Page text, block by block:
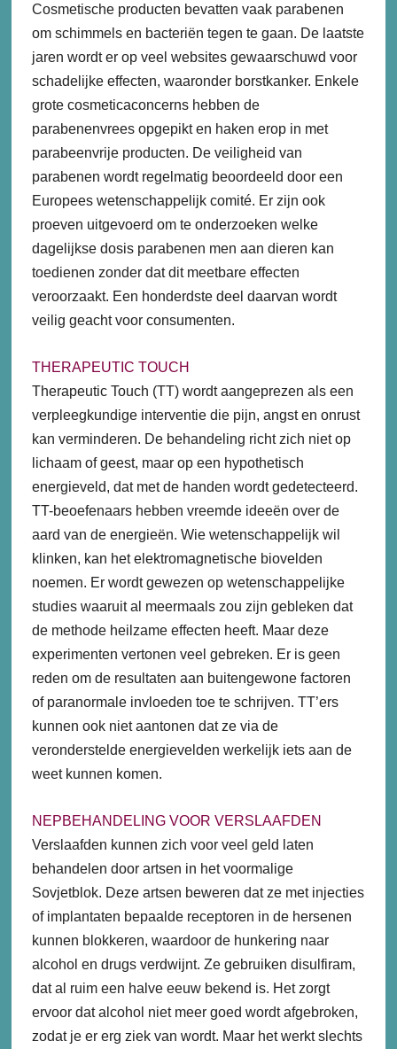
Cosmetische producten bevatten vaak parabenen
om schimmels en bacteriën tegen te gaan. De laatste
jaren wordt er op veel websites gewaarschuwd voor
schadelijke effecten, waaronder borstkanker. Enkele
grote cosmeticaconcerns hebben de
parabenenvrees opgepikt en haken erop in met
parabeenvrije producten. De veiligheid van
parabenen wordt regelmatig beoordeeld door een
Europees wetenschappelijk comité. Er zijn ook
proeven uitgevoerd om te onderzoeken welke
dagelijkse dosis parabenen men aan dieren kan
toedienen zonder dat dit meetbare effecten
veroorzaakt. Een honderdste deel daarvan wordt
veilig geacht voor consumenten.
THERAPEUTIC TOUCH
Therapeutic Touch (TT) wordt aangeprezen als een
verpleegkundige interventie die pijn, angst en onrust
kan verminderen. De behandeling richt zich niet op
lichaam of geest, maar op een hypothetisch
energieveld, dat met de handen wordt gedetecteerd.
TT-beoefenaars hebben vreemde ideeën over de
aard van de energieën. Wie wetenschappelijk wil
klinken, kan het elektromagnetische biovelden
noemen. Er wordt gewezen op wetenschappelijke
studies waaruit al meermaals zou zijn gebleken dat
de methode heilzame effecten heeft. Maar deze
experimenten vertonen veel gebreken. Er is geen
reden om de resultaten aan buitengewone factoren
of paranormale invloeden toe te schrijven. TT’ers
kunnen ook niet aantonen dat ze via de
veronderstelde energievelden werkelijk iets aan de
weet kunnen komen.
NEPBEHANDELING VOOR VERSLAAFDEN
Verslaafden kunnen zich voor veel geld laten
behandelen door artsen in het voormalige
Sovjetblok. Deze artsen beweren dat ze met injecties
of implantaten bepaalde receptoren in de hersenen
kunnen blokkeren, waardoor de hunkering naar
alcohol en drugs verdwijnt. Ze gebruiken disulfiram,
dat al ruim een halve eeuw bekend is. Het zorgt
ervoor dat alcohol niet meer goed wordt afgebroken,
zodat je er erg ziek van wordt. Maar het werkt slechts